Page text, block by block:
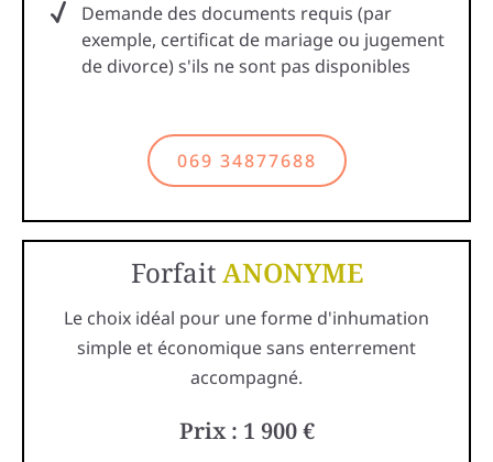
Demande des documents requis (par
exemple, certificat de mariage ou jugement
de divorce) s'ils ne sont pas disponibles
069 34877688
ForfaitANONYME
Le choix idéal pour une forme d'inhumation
simple et économique sans enterrement
accompagné.
Prix : 1 900 €